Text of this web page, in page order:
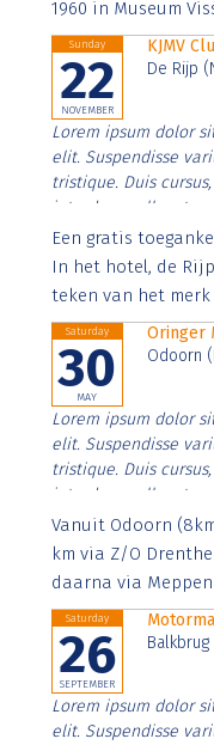
1960 in Museum
Sunday
22
NOVEMBER
KJMV
De Rijp
Lorem ipsum dolor
elit. Suspendisse
tristique. Duis
interdum nulla, ut
Aenean faucibus
imperdiet. Nunc ut
Een gratis
In het hotel, de
teken van het merk
Saturday
30
MAY
Oringer
Odoorn
Lorem ipsum dolor
elit. Suspendisse
tristique. Duis
interdum nulla, ut
Aenean faucibus
imperdiet. Nunc ut
Vanuit Odoorn
km via Z/O
daarna via
Saturday
26
SEPTEMBER
Balkbrug
Lorem ipsum dolor
elit. Suspendisse